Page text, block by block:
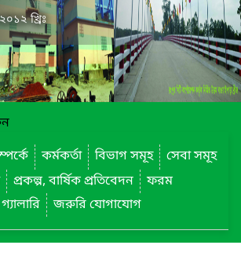
খ্রিঃ
কর্মকর্তা বিভাগ সমূহ
সেবা সমূহ
প্রকল্প, বার্ষিক প্রতিবেদন
ফরম
গ্যালারি জরুরি যোগাযোগ